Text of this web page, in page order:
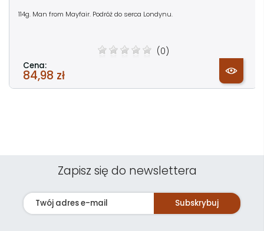
114g. Man from Mayfair. Podróż do serca Londynu.
(0)
Cena:
84,98 zł
Zapisz się do newslettera
Subskrybuj